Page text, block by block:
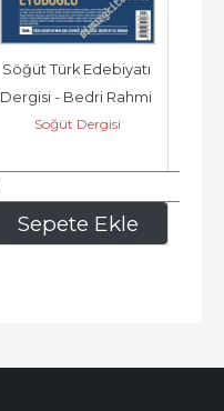
Sepete Ekle
Söğüt Türk Edebiyatı
Dergisi - Bedri Rahmi
Eyüboğlu - Sayı: 35
Söğüt Dergisi
262,50